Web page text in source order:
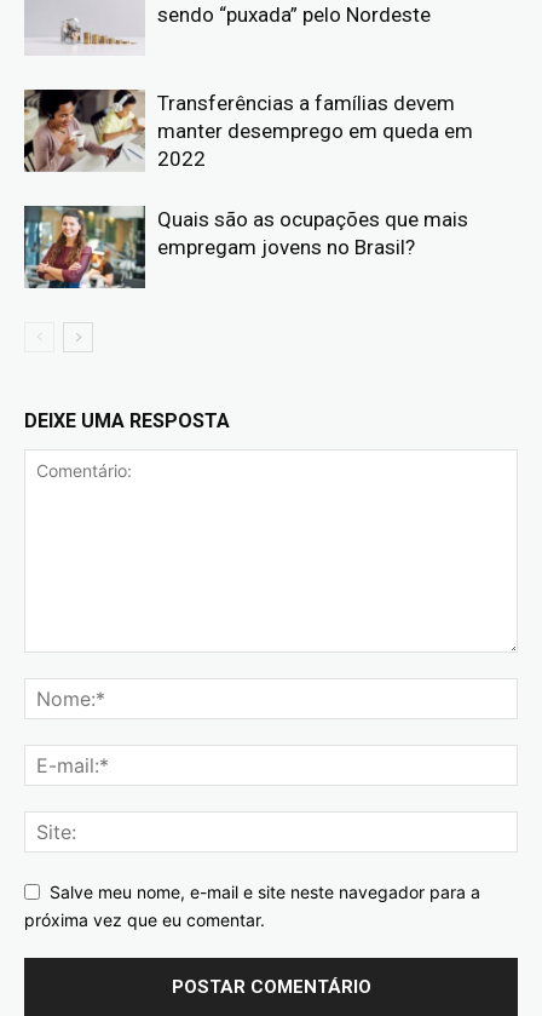
sendo “puxada” pelo Nordeste
Transferências a famílias devem
manter desemprego em queda em
2022
Quais são as ocupações que mais
empregam jovens no Brasil?
DEIXE UMA RESPOSTA
Salve meu nome, e-mail e site neste navegador para a
próxima vez que eu comentar.